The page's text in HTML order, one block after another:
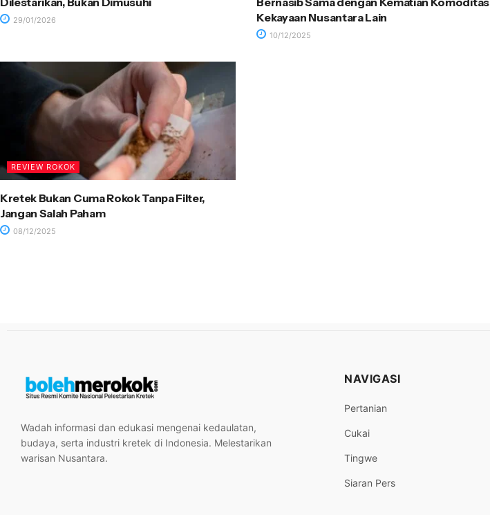
29/01/2026
Kekayaan Nusantara Lain
10/12/2025
REVIEW ROKOK
Kretek Bukan Cuma Rokok Tanpa Filter,
Jangan Salah Paham
08/12/2025
Wadah informasi dan edukasi mengenai kedaulatan,
budaya, serta industri kretek di Indonesia. Melestarikan
warisan Nusantara.
NAVIGASI
Pertanian
Cukai
Tingwe
Siaran Pers